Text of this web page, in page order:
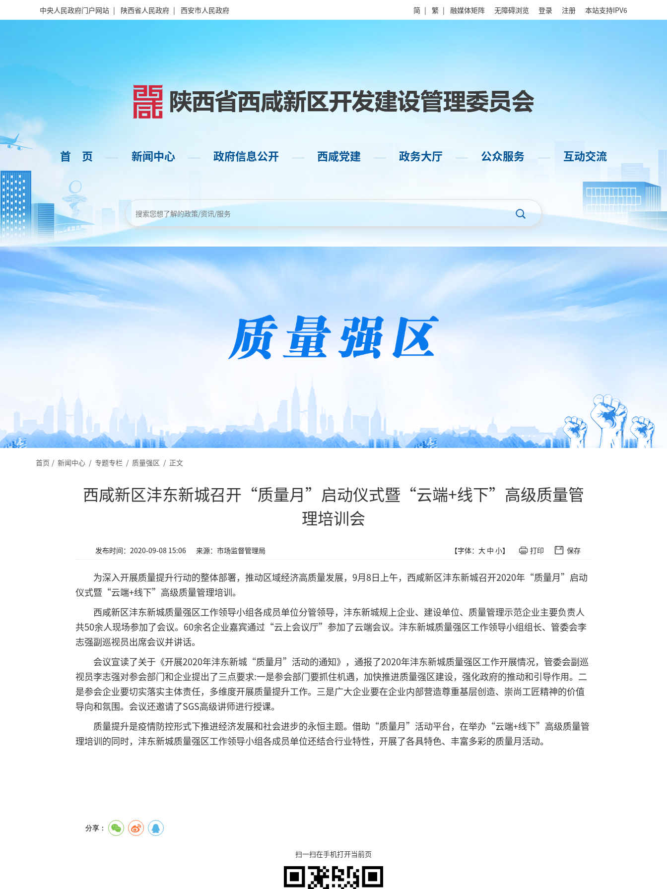
中央人民政府门户网站 | 陕西省人民政府 | 西安市人民政府 简 | 繁 | 融媒体矩阵 无障碍浏览 登录 注册 本站支持IPV6
首 页 —— 新闻中心 —— 政府信息公开 —— 西咸党建 —— 政务大厅 —— 公众服务 —— 互动交流
首页 / 新闻中心 / 专题专栏 / 质量强区 / 正文
西咸新区沣东新城召开“质量月”启动仪式暨“云端+线下”高级质量管
理培训会
发布时间：2020-09-08 15:06 来源：市场监督管理局 【字体： 大 中 小】 打印 保存
为深入开展质量提升行动的整体部署，推动区域经济高质量发展，9月8日上午，西咸新区沣东新城召开2020年“质量月”启动
仪式暨“云端+线下”高级质量管理培训。
西咸新区沣东新城质量强区工作领导小组各成员单位分管领导，沣东新城规上企业、建设单位、质量管理示范企业主要负责人
共50余人现场参加了会议。60余名企业嘉宾通过“云上会议厅”参加了云端会议。沣东新城质量强区工作领导小组组长、管委会李
志强副巡视员出席会议并讲话。
会议宣读了关于《开展2020年沣东新城“质量月”活动的通知》，通报了2020年沣东新城质量强区工作开展情况，管委会副巡
视员李志强对参会部门和企业提出了三点要求:一是参会部门要抓住机遇，加快推进质量强区建设，强化政府的推动和引导作用。二
是参会企业要切实落实主体责任，多维度开展质量提升工作。三是广大企业要在企业内部营造尊重基层创造、崇尚工匠精神的价值
导向和氛围。会议还邀请了SGS高级讲师进行授课。
质量提升是疫情防控形式下推进经济发展和社会进步的永恒主题。借助“质量月”活动平台，在举办“云端+线下”高级质量管
理培训的同时，沣东新城质量强区工作领导小组各成员单位还结合行业特性，开展了各具特色、丰富多彩的质量月活动。
分享：
扫一扫在手机打开当前页